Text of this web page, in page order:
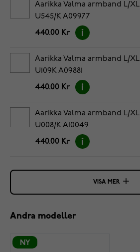
Aarikka Valma armband L/XL
U545/K A09977
440.00 Kr
Aarikka Valma armband L/XL
U109K A09881
440.00 Kr
Aarikka Valma armband L/XL
U008/K A10049
440.00 Kr
VISA MER
Andra modeller
NY